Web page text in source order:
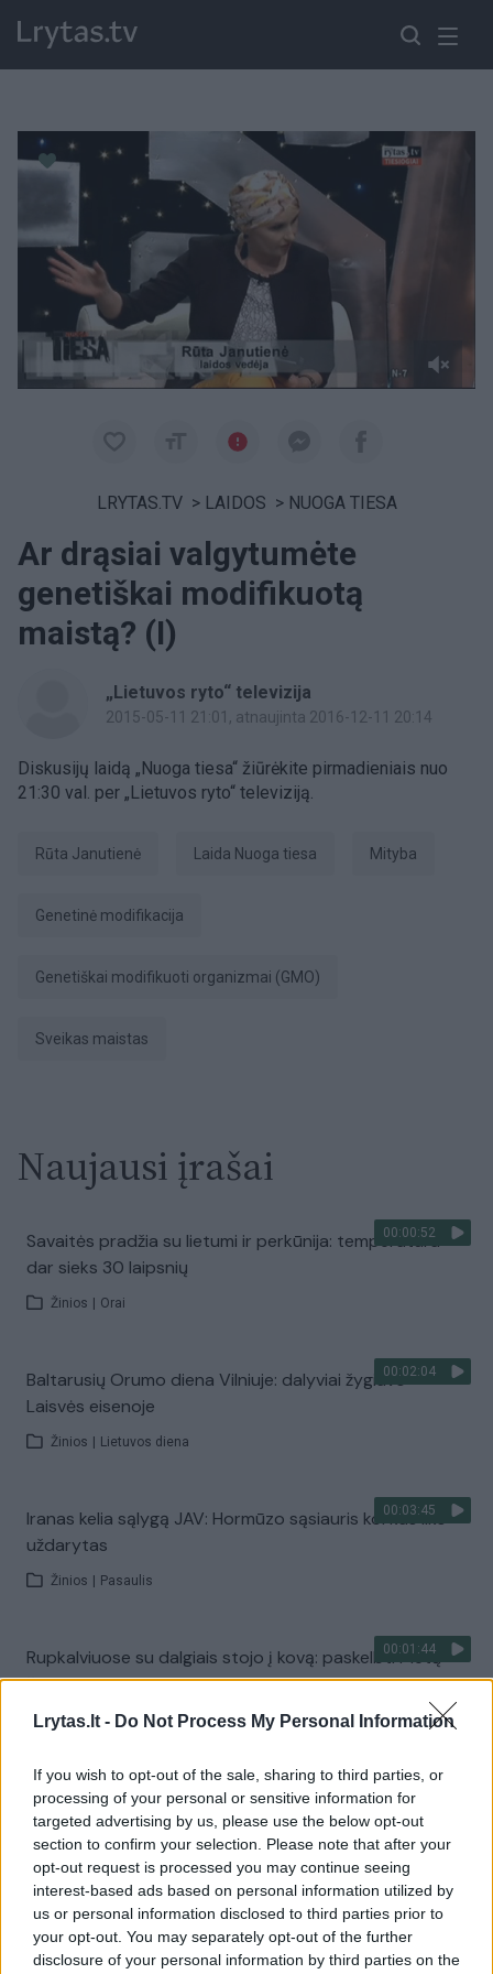
Lrytas.lt - Do Not Process My Personal Information
If you wish to opt-out of the sale, sharing to third parties, or
processing of your personal or sensitive information for
targeted advertising by us, please use the below opt-out
section to confirm your selection. Please note that after your
opt-out request is processed you may continue seeing
interest-based ads based on personal information utilized by
us or personal information disclosed to third parties prior to
your opt-out. You may separately opt-out of the further
disclosure of your personal information by third parties on the
Paremkite Ukrainą
LRYTAS.TV > LAIDOS > NUOGA TIESA
Ar drąsiai valgytumėte
genetiškai modifikuotą
maistą? (I)
„Lietuvos ryto“ televizija
2015-05-11 21:01 , atnaujinta 2016-12-11 20:14
Diskusijų laidą „Nuoga tiesa“ žiūrėkite pirmadieniais nuo
21:30 val. per „Lietuvos ryto“ televiziją.
Rūta Janutienė laida Nuoga tiesa Mityba
genetinė modifikacija
genetiškai modifikuoti organizmai (GMO)
sveikas maistas
Naujausi įrašai
00:00:52
Savaitės pradžia su lietumi ir perkūnija: temperatūra
dar sieks 30 laipsnių
Žinios Orai
00:02:04
Baltarusių Orumo diena Vilniuje: dalyviai žygiavo
Laisvės eisenoje
Žinios Lietuvos diena
00:03:45
Iranas kelia sąlygą JAV: Hormūzo sąsiauris kol kas liks
uždarytas
Žinios Pasaulis
00:01:44
Rupkalviuose su dalgiais stojo į kovą: paskelbti Metų
šienpjoviai
Žinios | Lietuvos diena
Visi įrašai
Žiūrimiausi įrašai
00:00:30